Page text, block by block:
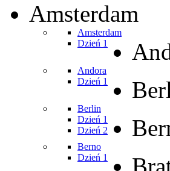
Amsterdam
Amsterdam
Dzień 1
Andora
Dzień 1
Berlin
Dzień 1
Dzień 2
Berno
Dzień 1